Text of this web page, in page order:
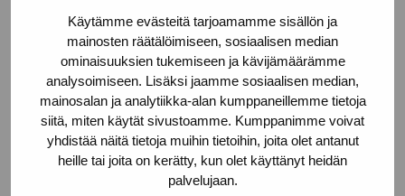
Käytämme evästeitä tarjoamamme sisällön ja
mainosten räätälöimiseen, sosiaalisen median
ominaisuuksien tukemiseen ja kävijämäärämme
analysoimiseen. Lisäksi jaamme sosiaalisen median,
mainosalan ja analytiikka-alan kumppaneillemme tietoja
siitä, miten käytät sivustoamme. Kumppanimme voivat
yhdistää näitä tietoja muihin tietoihin, joita olet antanut
heille tai joita on kerätty, kun olet käyttänyt heidän
palvelujaan.
Håll dig uppdaterad om aktuella
utställningar och evenemang
Förnamn